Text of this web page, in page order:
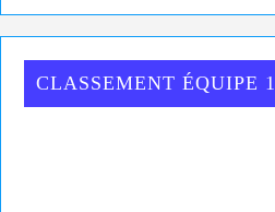
CLASSEMENT ÉQUIPE 1